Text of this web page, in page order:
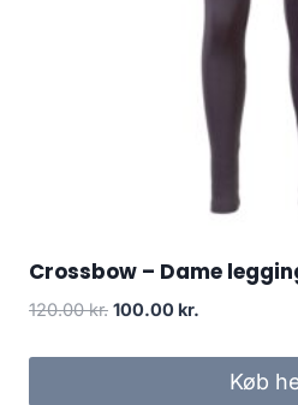
Crossbow – Dame
120.00kr. Original
was:
100.00 kr.
is:
100.00 kr..
Køb